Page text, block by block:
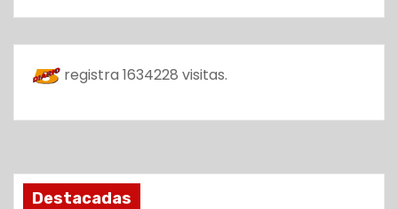
registra 1634228 visitas.
Destacadas